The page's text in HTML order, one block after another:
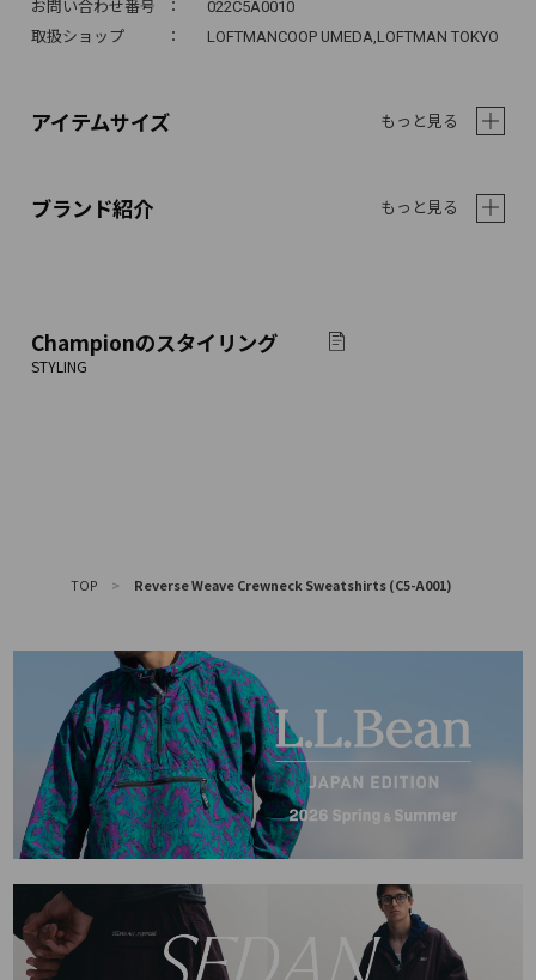
お問い合わせ番号
022C5A0010
取扱ショップ
LOFTMANCOOP UMEDA,LOFTMAN TOKYO
アイテムサイズ もっと見る
ブランド紹介 もっと見る
Championのスタイリング
TOP > Reverse Weave Crewneck Sweatshirts (C5-A001)